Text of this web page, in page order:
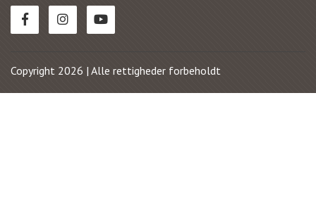
Copyright 2026 | Alle rettigheder forbeholdt